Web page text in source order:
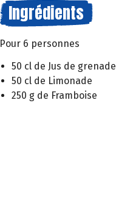
Ingrédients
Pour 6 personnes
50 cl de Jus de grenade
50 cl de Limonade
250 g de Framboise